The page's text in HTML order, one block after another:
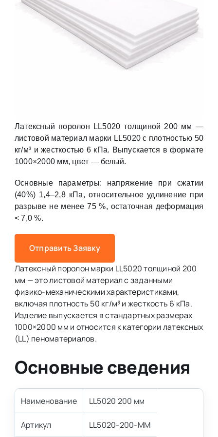
Латексный поролон LL5020 толщиной 200 мм —
листовой материал марки LL5020 с плотностью 50
кг/м³ и жесткостью 6 кПа. Выпускается в формате
1000×2000 мм, цвет — белый.
Основные параметры: напряжение при сжатии
(40%) 1,4–2,8 кПа, относительное удлинение при
разрыве не менее 75 %, остаточная деформация
< 7,0 %.
Отправить Заявку
Латексный поролон марки LL5020 толщиной 200
мм — это листовой материал с заданными
физико-механическими характеристиками,
включая плотность 50 кг/м³ и жесткость 6 кПа.
Изделие выпускается в стандартных размерах
1000×2000 мм и относится к категории латексных
(LL) пеноматериалов.
Основные сведения
Наименование LL5020 200 мм
Артикул LL5020-200-MM